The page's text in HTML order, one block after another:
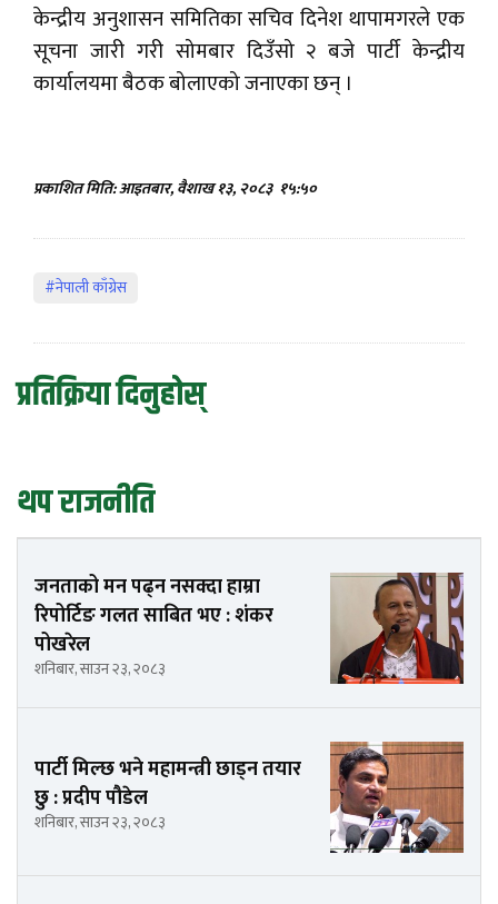
केन्द्रीय अनुशासन समितिका सचिव दिनेश थापामगरले एक
सूचना जारी गरी सोमबार दिउँसो २ बजे पार्टी केन्द्रीय
कार्यालयमा बैठक बोलाएको जनाएका छन् ।
प्रकाशित मिति: आइतबार, वैशाख १३, २०८३ १५:५०
#नेपाली काँग्रेस
प्रतिक्रिया दिनुहोस्
थप राजनीति
जनताको मन पढ्न नसक्दा हाम्रा
रिपोर्टिङ गलत साबित भए : शंकर
पोखरेल
शनिबार, साउन २३, २०८३
पार्टी मिल्छ भने महामन्त्री छाड्न तयार
छु : प्रदीप पौडेल
शनिबार, साउन २३, २०८३